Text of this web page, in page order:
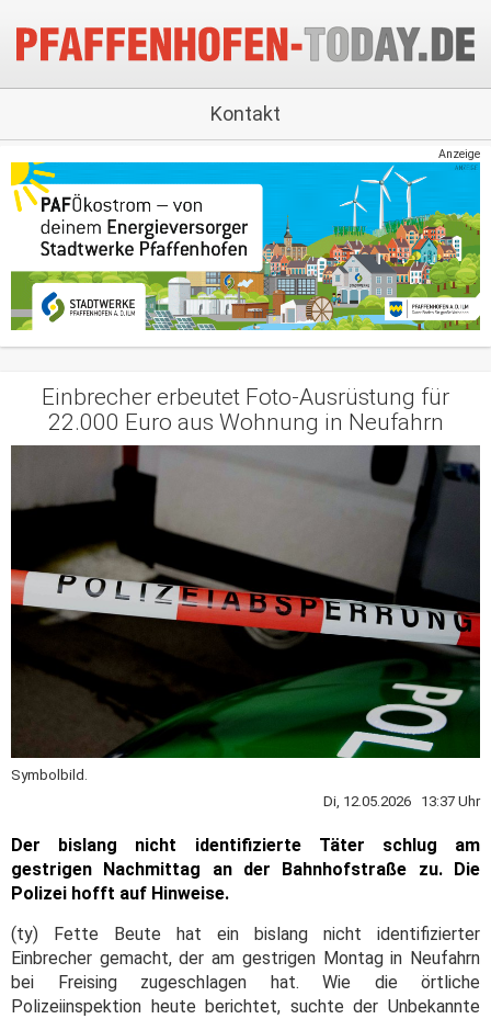
Kontakt
Anzeige
Einbrecher erbeutet Foto-Ausrüstung für
22.000 Euro aus Wohnung in Neufahrn
Symbolbild.
Di, 12.05.2026 13:37 Uhr
Der bislang nicht identifizierte Täter schlug am
gestrigen Nachmittag an der Bahnhofstraße zu. Die
Polizei hofft auf Hinweise.
(ty) Fette Beute hat ein bislang nicht identifizierter
Einbrecher gemacht, der am gestrigen Montag in Neufahrn
bei Freising zugeschlagen hat. Wie die örtliche
Polizeiinspektion heute berichtet, suchte der Unbekannte